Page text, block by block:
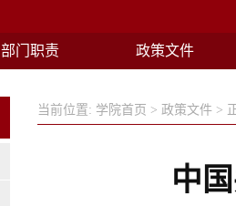
部门职责 政策文件
当前位置: 学院首页 > 政策文件 >
中